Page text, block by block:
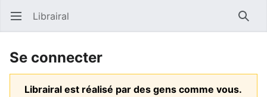
Ouvrir le menu principal Librairal
Se connecter
Librairal est réalisé par des gens comme vous.